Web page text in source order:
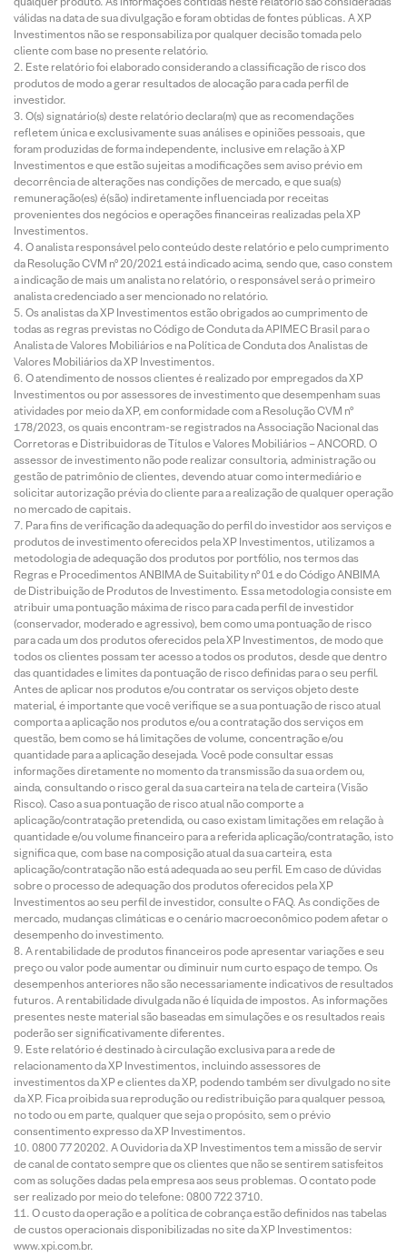
válidas na data de sua divulgação e foram obtidas de fontes públicas. A XP
Investimentos não se responsabiliza por qualquer decisão tomada pelo
cliente com base no presente relatório.
Este relatório foi elaborado considerando a classificação de risco dos
produtos de modo a gerar resultados de alocação para cada perfil de
investidor.
O(s) signatário(s) deste relatório declara(m) que as recomendações
refletem única e exclusivamente suas análises e opiniões pessoais, que
foram produzidas de forma independente, inclusive em relação à XP
Investimentos e que estão sujeitas a modificações sem aviso prévio em
decorrência de alterações nas condições de mercado, e que sua(s)
remuneração(es) é(são) indiretamente influenciada por receitas
provenientes dos negócios e operações financeiras realizadas pela XP
Investimentos.
O analista responsável pelo conteúdo deste relatório e pelo cumprimento
da Resolução CVM nº 20/2021 está indicado acima, sendo que, caso constem
a indicação de mais um analista no relatório, o responsável será o primeiro
analista credenciado a ser mencionado no relatório.
Os analistas da XP Investimentos estão obrigados ao cumprimento de
todas as regras previstas no Código de Conduta da APIMEC Brasil para o
Analista de Valores Mobiliários e na Política de Conduta dos Analistas de
Valores Mobiliários da XP Investimentos.
O atendimento de nossos clientes é realizado por empregados da XP
Investimentos ou por assessores de investimento que desempenham suas
atividades por meio da XP, em conformidade com a Resolução CVM nº
178/2023, os quais encontram-se registrados na Associação Nacional das
Corretoras e Distribuidoras de Títulos e Valores Mobiliários – ANCORD. O
assessor de investimento não pode realizar consultoria, administração ou
gestão de patrimônio de clientes, devendo atuar como intermediário e
solicitar autorização prévia do cliente para a realização de qualquer operação
no mercado de capitais.
Para fins de verificação da adequação do perfil do investidor aos serviços e
produtos de investimento oferecidos pela XP Investimentos, utilizamos a
metodologia de adequação dos produtos por portfólio, nos termos das
Regras e Procedimentos ANBIMA de Suitability nº 01 e do Código ANBIMA
de Distribuição de Produtos de Investimento. Essa metodologia consiste em
atribuir uma pontuação máxima de risco para cada perfil de investidor
(conservador, moderado e agressivo), bem como uma pontuação de risco
para cada um dos produtos oferecidos pela XP Investimentos, de modo que
todos os clientes possam ter acesso a todos os produtos, desde que dentro
das quantidades e limites da pontuação de risco definidas para o seu perfil.
Antes de aplicar nos produtos e/ou contratar os serviços objeto deste
material, é importante que você verifique se a sua pontuação de risco atual
comporta a aplicação nos produtos e/ou a contratação dos serviços em
questão, bem como se há limitações de volume, concentração e/ou
quantidade para a aplicação desejada. Você pode consultar essas
informações diretamente no momento da transmissão da sua ordem ou,
ainda, consultando o risco geral da sua carteira na tela de carteira (Visão
Risco). Caso a sua pontuação de risco atual não comporte a
aplicação/contratação pretendida, ou caso existam limitações em relação à
quantidade e/ou volume financeiro para a referida aplicação/contratação, isto
significa que, com base na composição atual da sua carteira, esta
aplicação/contratação não está adequada ao seu perfil. Em caso de dúvidas
sobre o processo de adequação dos produtos oferecidos pela XP
Investimentos ao seu perfil de investidor, consulte o FAQ. As condições de
mercado, mudanças climáticas e o cenário macroeconômico podem afetar o
desempenho do investimento.
A rentabilidade de produtos financeiros pode apresentar variações e seu
preço ou valor pode aumentar ou diminuir num curto espaço de tempo. Os
desempenhos anteriores não são necessariamente indicativos de resultados
futuros. A rentabilidade divulgada não é líquida de impostos. As informações
presentes neste material são baseadas em simulações e os resultados reais
poderão ser significativamente diferentes.
Este relatório é destinado à circulação exclusiva para a rede de
relacionamento da XP Investimentos, incluindo assessores de
investimentos da XP e clientes da XP, podendo também ser divulgado no site
da XP. Fica proibida sua reprodução ou redistribuição para qualquer pessoa,
no todo ou em parte, qualquer que seja o propósito, sem o prévio
consentimento expresso da XP Investimentos.
0800 77 20202. A Ouvidoria da XP Investimentos tem a missão de servir
de canal de contato sempre que os clientes que não se sentirem satisfeitos
com as soluções dadas pela empresa aos seus problemas. O contato pode
ser realizado por meio do telefone: 0800 722 3710.
O custo da operação e a política de cobrança estão definidos nas tabelas
de custos operacionais disponibilizadas no site da XP Investimentos:
www.xpi.com.br.